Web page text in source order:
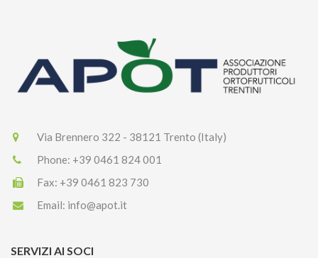
Via Brennero 322 - 38121 Trento (Italy)
Phone: +39 0461 824 001
Fax: +39 0461 823 730
Email: info@apot.it
SERVIZI AI SOCI